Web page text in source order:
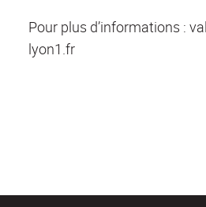
Pour plus d’informations :
lyon1.fr